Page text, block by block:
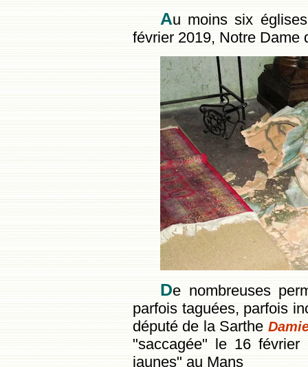
Au moins six
février 2019, Notre Dame
De nombreuses
parfois taguées, parfois
député de la Sarthe
"saccagée" le 16 février
jaunes" au Mans